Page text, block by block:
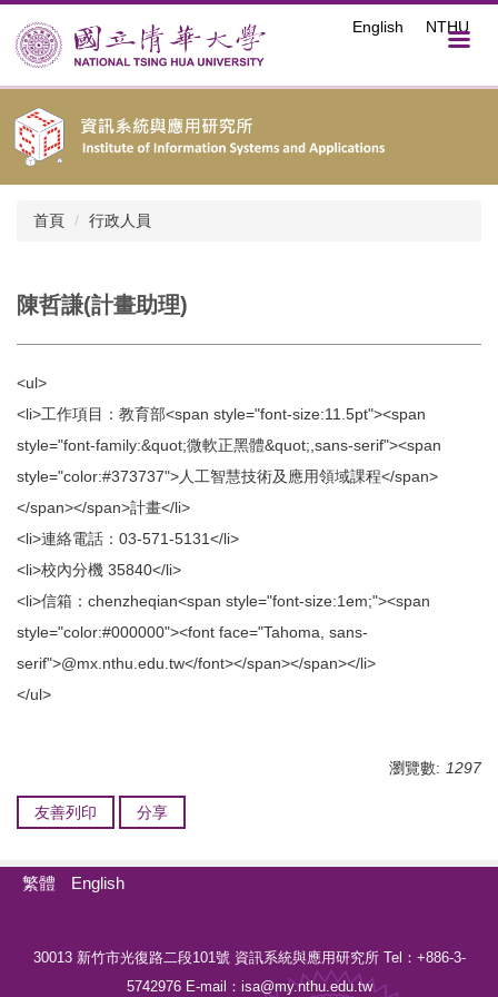
到
主
要
容
區
English NTHU
首頁 行政人員
陳哲謙(計畫助理)
<ul>
<li>工作項目：教育部<span style="font-size:11.5pt"><span
style="font-family:&quot;微軟正黑體&quot;,sans-serif"><span
style="color:#373737">人工智慧技術及應用領域課程</span>
</span></span>計畫</li>
<li>連絡電話：03-571-5131</li>
<li>校內分機 35840</li>
<li>信箱：chenzheqian<span style="font-size:1em;"><span
style="color:#000000"><font face="Tahoma, sans-
serif">@mx.nthu.edu.tw</font></span></span></li>
</ul>
瀏覽數: 1297
友善列印 分享
繁體 English
30013 新竹市光復路二段101號 資訊系統與應用研究所 Tel：+886-3-
5742976 E-mail：isa@my.nthu.edu.tw